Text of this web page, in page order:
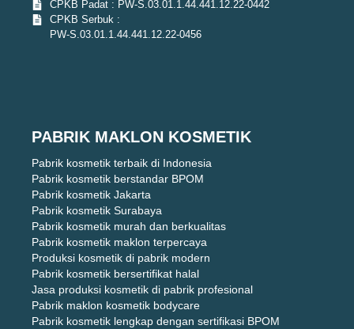
CPKB Padat : PW-S.03.01.1.44.441.12.22-0442
CPKB Serbuk :
PW-S.03.01.1.44.441.12.22-0456
PABRIK MAKLON KOSMETIK
Pabrik kosmetik terbaik di Indonesia
Pabrik kosmetik berstandar BPOM
Pabrik kosmetik Jakarta
Pabrik kosmetik Surabaya
Pabrik kosmetik murah dan berkualitas
Pabrik kosmetik maklon terpercaya
Produksi kosmetik di pabrik modern
Pabrik kosmetik bersertifikat halal
Jasa produksi kosmetik di pabrik profesional
Pabrik maklon kosmetik bodycare
Pabrik kosmetik lengkap dengan sertifikasi BPOM